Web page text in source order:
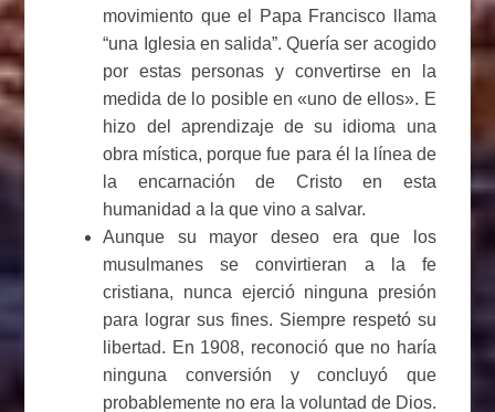
movimiento que el Papa Francisco llama
“una Iglesia en salida”. Quería ser acogido
por estas personas y convertirse en la
medida de lo posible en «uno de ellos». E
hizo del aprendizaje de su idioma una
obra mística, porque fue para él la línea de
la encarnación de Cristo en esta
humanidad a la que vino a salvar.
Aunque su mayor deseo era que los
musulmanes se convirtieran a la fe
cristiana, nunca ejerció ninguna presión
para lograr sus fines. Siempre respetó su
libertad. En 1908, reconoció que no haría
ninguna conversión y concluyó que
probablemente no era la voluntad de Dios.